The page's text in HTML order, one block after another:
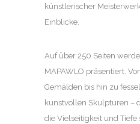
künstlerischer
Einblicke.
Auf über 250 Seiten
MAPAWLO präsentiert.
Gemälden bis hin zu
kunstvollen Skulpturen –
die Vielseitigkeit und Tiefe